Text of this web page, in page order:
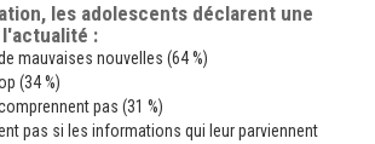
les adolescents déclarent une
l'actualité :
mauvaises nouvelles (64 %)
(34 %)
pas (31 %)
pas si les informations qui leur parviennent